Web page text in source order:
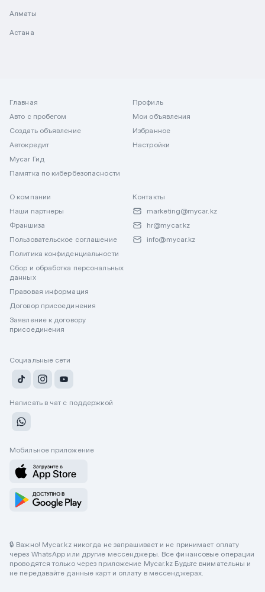
Алматы
Астана
Главная
Авто с пробегом
Создать объявление
Автокредит
Mycar Гид
Памятка по кибербезопасности
Профиль
Мои объявления
Избранное
Настройки
О компании
Наши партнеры
Франшиза
Пользовательское соглашение
Политика конфиденциальности
Сбор и обработка персональных
данных
Правовая информация
Договор присоединения
Заявление к договору
присоединения
Контакты
marketing@mycar.kz
hr@mycar.kz
info@mycar.kz
Социальные сети
Написать в чат с поддержкой
Мобильное приложение
🔒 Важно! Mycar.kz никогда не запрашивает и не принимает оплату
через WhatsApp или другие мессенджеры. Все финансовые операции
проводятся только через приложение Mycar.kz Будьте внимательны и
не передавайте данные карт и оплату в мессенджерах.